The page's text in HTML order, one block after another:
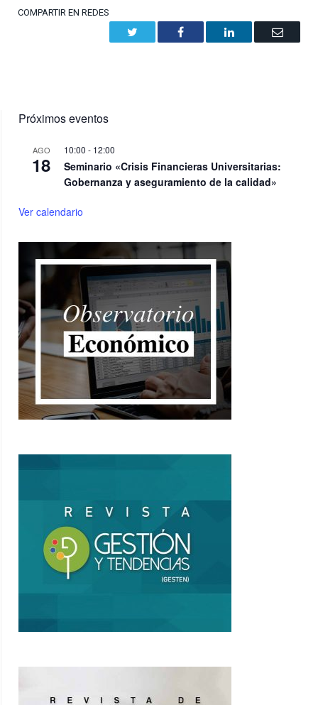
COMPARTIR EN REDES
Facebook LinkedIn Email
Próximos eventos
AGO
18
10:00 - 12:00
Seminario «Crisis Financieras Universitarias:
Gobernanza y aseguramiento de la calidad»
Ver calendario